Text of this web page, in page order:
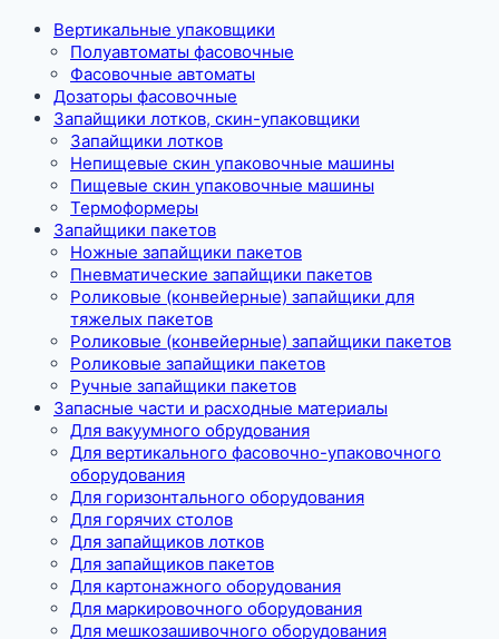
Вертикальные упаковщики
Полуавтоматы фасовочные
Фасовочные автоматы
Дозаторы фасовочные
Запайщики лотков, скин-упаковщики
Запайщики лотков
Непищевые скин упаковочные машины
Пищевые скин упаковочные машины
Термоформеры
Запайщики пакетов
Ножные запайщики пакетов
Пневматические запайщики пакетов
Роликовые (конвейерные) запайщики для
тяжелых пакетов
Роликовые (конвейерные) запайщики пакетов
Роликовые запайщики пакетов
Ручные запайщики пакетов
Запасные части и расходные материалы
Для вакуумного обрудования
Для вертикального фасовочно-упаковочного
оборудования
Для горизонтального оборудования
Для горячих столов
Для запайщиков лотков
Для запайщиков пакетов
Для картонажного оборудования
Для маркировочного оборудования
Для мешкозашивочного оборудования